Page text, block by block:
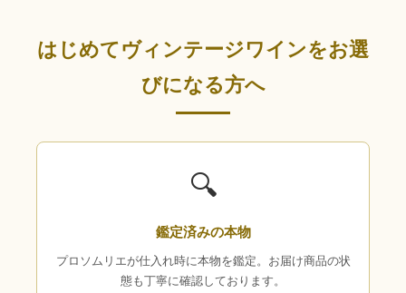
はじめてヴィンテージワインをお選
びになる方へ
🔍
鑑定済みの本物
プロソムリエが仕入れ時に本物を鑑定。お届け商品の状
態も丁寧に確認しております。